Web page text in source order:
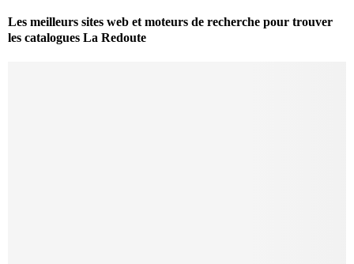
Les meilleurs sites web et moteurs de recherche pour trouver
les catalogues La Redoute